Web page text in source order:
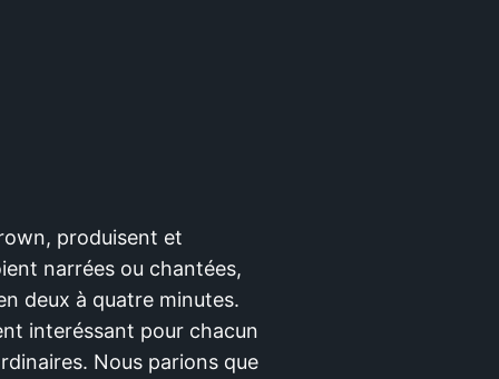
produisent et
narrées ou chantées,
deux à quatre minutes.
interéssant pour chacun
Nous parions que